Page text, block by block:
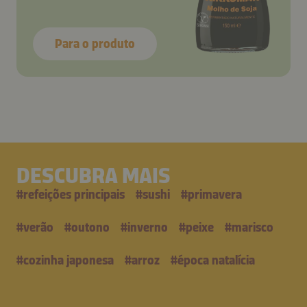
Para o produto
DESCUBRA MAIS
#refeições principais #sushi #primavera
#verão #outono #inverno #peixe #marisco
#cozinha japonesa #arroz #época natalícia